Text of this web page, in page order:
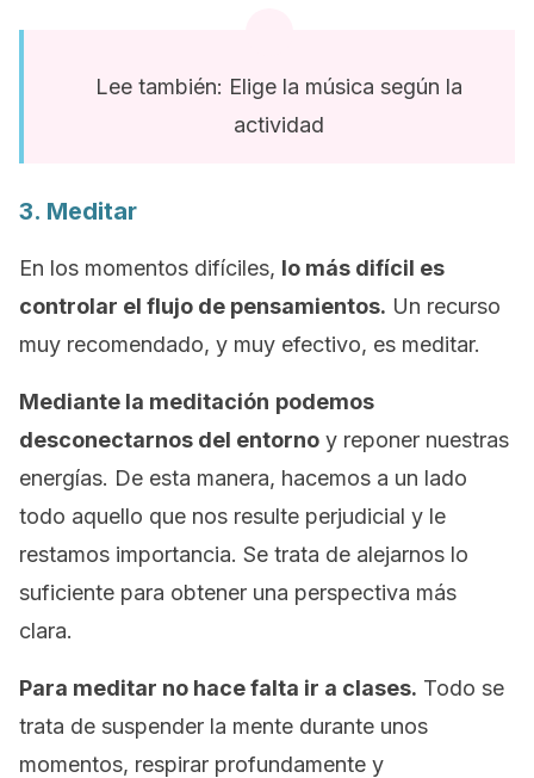
Lee también: Elige la música según la
actividad
3. Meditar
En los momentos difíciles, lo más difícil es
controlar el flujo de pensamientos. Un recurso
muy recomendado, y muy efectivo, es meditar.
Mediante la meditación podemos
desconectarnos del entorno y reponer nuestras
energías. De esta manera, hacemos a un lado
todo aquello que nos resulte perjudicial y le
restamos importancia. Se trata de alejarnos lo
suficiente para obtener una perspectiva más
clara.
Para meditar no hace falta ir a clases. Todo se
trata de suspender la mente durante unos
momentos, respirar profundamente y